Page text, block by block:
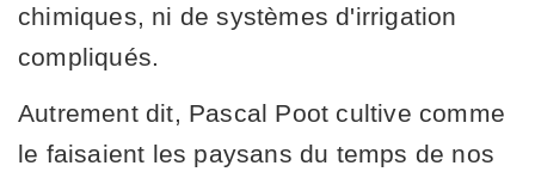
chimiques, ni de systèmes d'irrigation
compliqués.
Autrement dit, Pascal Poot cultive comme
le faisaient les paysans du temps de nos